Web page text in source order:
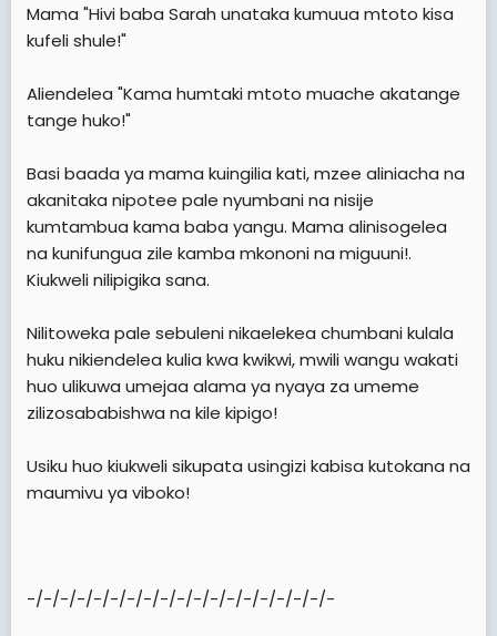
Mama "Hivi baba Sarah unataka kumuua mtoto kisa
kufeli shule!"
Aliendelea "Kama humtaki mtoto muache akatange
tange huko!"
Basi baada ya mama kuingilia kati, mzee aliniacha na
akanitaka nipotee pale nyumbani na nisije
kumtambua kama baba yangu. Mama alinisogelea
na kunifungua zile kamba mkononi na miguuni!.
Kiukweli nilipigika sana.
Nilitoweka pale sebuleni nikaelekea chumbani kulala
huku nikiendelea kulia kwa kwikwi, mwili wangu wakati
huo ulikuwa umejaa alama ya nyaya za umeme
zilizosababishwa na kile kipigo!
Usiku huo kiukweli sikupata usingizi kabisa kutokana na
maumivu ya viboko!
-/-/-/-/-/-/-/-/-/-/-/-/-/-/-/-/-/-/-